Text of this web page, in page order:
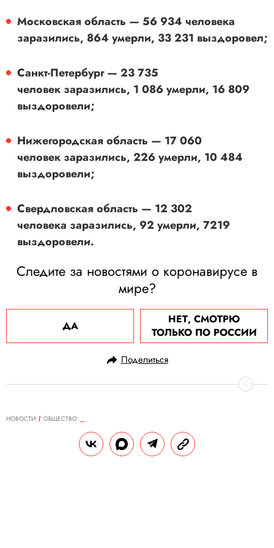
Московская область — 56 934 человека
заразились, 864 умерли, 33 231 выздоровел;
Санкт-Петербург — 23 735
человек заразились, 1 086 умерли, 16 809
выздоровели;
Нижегородская область — 17 060
человек заразились, 226 умерли, 10 484
выздоровели;
Свердловская область — 12 302
человека заразились, 92 умерли, 7219
выздоровели.
Следите за новостями о коронавирусе в
мире?
ДА
НЕТ, СМОТРЮ
ТОЛЬКО ПО РОССИИ
Поделиться
НОВОСТИ
ОБЩЕСТВО
В России за сутки выявили 6852